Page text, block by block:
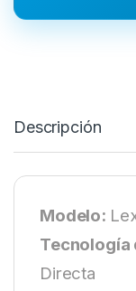
Descripción
Modelo:
Tecnología
Directa